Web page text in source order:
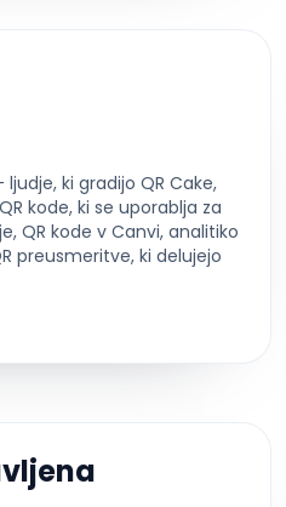
ki gradijo QR Cake,
kode, ki se uporablja za
QR kode v Canvi, analitiko
preusmeritve, ki delujejo